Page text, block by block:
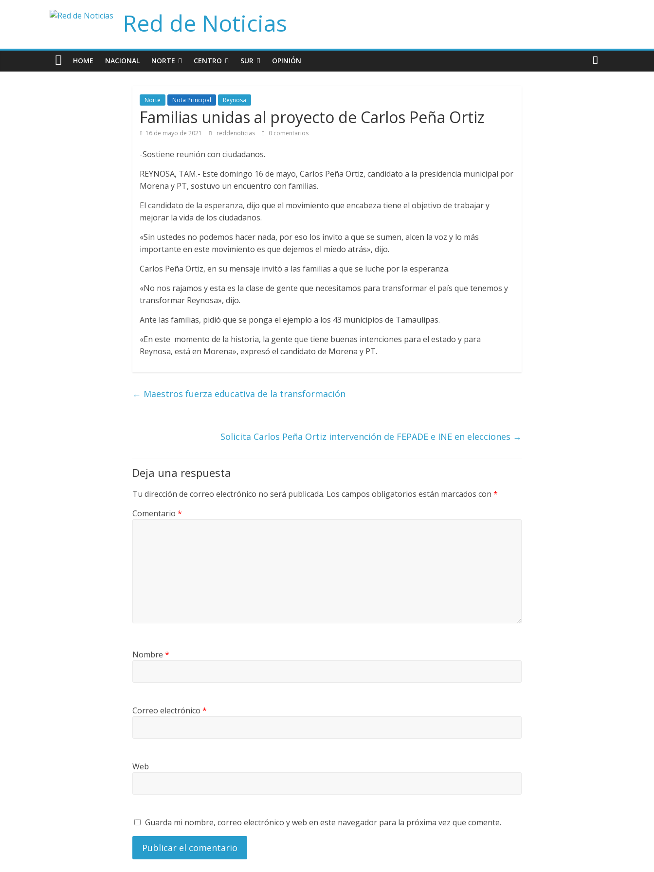
Red de Noticias
HOME NACIONAL NORTE CENTRO SUR OPINIÓN
Norte Nota Principal Reynosa
Familias unidas al proyecto de Carlos Peña Ortiz
16 de mayo de 2021 reddenoticias 0 comentarios
-Sostiene reunión con ciudadanos.
REYNOSA, TAM.- Este domingo 16 de mayo, Carlos Peña Ortiz, candidato a la presidencia municipal por
Morena y PT, sostuvo un encuentro con familias.
El candidato de la esperanza, dijo que el movimiento que encabeza tiene el objetivo de trabajar y
mejorar la vida de los ciudadanos.
«Sin ustedes no podemos hacer nada, por eso los invito a que se sumen, alcen la voz y lo más
importante en este movimiento es que dejemos el miedo atrás», dijo.
Carlos Peña Ortiz, en su mensaje invitó a las familias a que se luche por la esperanza.
«No nos rajamos y esta es la clase de gente que necesitamos para transformar el país que tenemos y
transformar Reynosa», dijo.
Ante las familias, pidió que se ponga el ejemplo a los 43 municipios de Tamaulipas.
«En este momento de la historia, la gente que tiene buenas intenciones para el estado y para
Reynosa, está en Morena», expresó el candidato de Morena y PT.
← Maestros fuerza educativa de la transformación
Solicita Carlos Peña Ortiz intervención de FEPADE e INE en elecciones →
Deja una respuesta
Tu dirección de correo electrónico no será publicada. Los campos obligatorios están marcados con *
Comentario *
Nombre *
Correo electrónico *
Web
Guarda mi nombre, correo electrónico y web en este navegador para la próxima vez que comente.